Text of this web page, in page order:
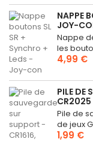
NAPPE
JOY-
Nappe
les
4,99 €
PILE DE
Pile de
de jeux
1,99 €